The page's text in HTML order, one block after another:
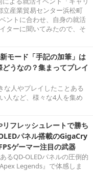
立産業貿易センター浜松町
ントに合わせ、自身の就活
ターに聞いてみたので、そ
モード「手記の加筆」は
うなの？集まってプレイ
な人やプレイしたことある
人など、様々な4人を集め
フレッシュレートで勝ち
パネル搭載のGigaCry
ゲーマー注目の武器
るQD-OLEDパネルの圧倒的
Legends』で体感しま